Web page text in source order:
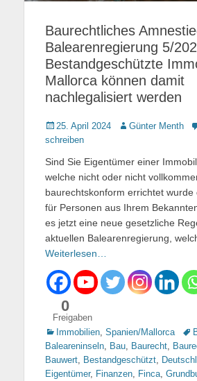
Baurechtliches
Balearenregierung 5/
Bestandgeschützte
Mallorca können damit
nachlegalisiert werden
Gepostet
am
25. April 2024 AutorGünter Menth
schreiben
Sind Sie Eigentümer einer
welche nicht oder nicht
baurechtskonform errichtet wurde
für Personen aus Ihrem
es jetzt eine neue gesetzliche
aktuellen Balearenregierung,
Weiterlesen…
0
Freigaben
Kategorien
Immobilien Spanien/Mallorca
Baleareninseln
Bau Baurecht
Bauwert
Bestandgeschützt
Eigentümer, Finanzen Finca